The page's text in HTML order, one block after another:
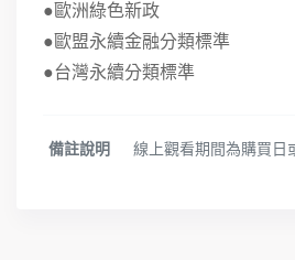
●歐洲綠色新政
●歐盟永續金融分類標準
●台灣永續分類標準
備註說明 線上觀看期間為購買日